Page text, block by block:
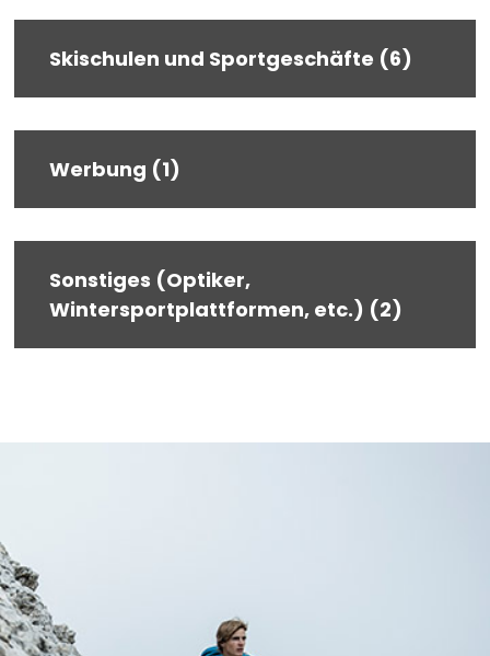
Skischulen und Sportgeschäfte (6)
Werbung (1)
Sonstiges (Optiker,
Wintersportplattformen, etc.) (2)